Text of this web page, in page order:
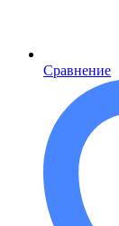
Сравнение